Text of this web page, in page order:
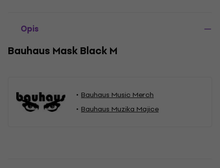
Opis
Bauhaus Mask Black M
Bauhaus Music Merch
Bauhaus Muzika Majice